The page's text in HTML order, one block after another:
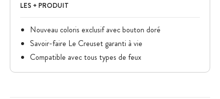
LES + PRODUIT
Nouveau coloris exclusif avec bouton doré
Savoir-faire Le Creuset garanti à vie
Compatible avec tous types de feux